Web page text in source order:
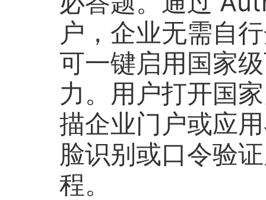
户，企业无需自
可一键启用国家
力。用户打开国
描企业门户或应
脸识别或口令验
程。